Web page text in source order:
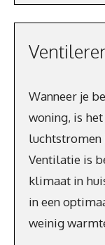
Wanneer je
woning, is
luchtstromen
Ventilatie is
klimaat in
in een
weinig